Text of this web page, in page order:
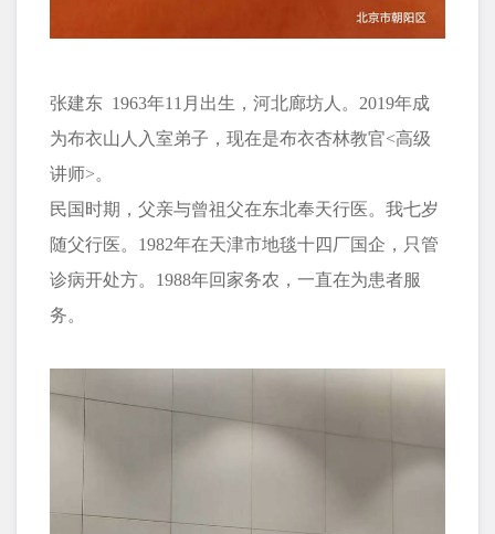
张建东 1963年11月出生，河北廊坊人。2019年成
为布衣山人入室弟子，现在是布衣杏林教官<高级
讲师>。
民国时期，父亲与曾祖父在东北奉天行医。我七岁
随父行医。1982年在天津市地毯十四厂国企，只管
诊病开处方。1988年回家务农，一直在为患者服
务。